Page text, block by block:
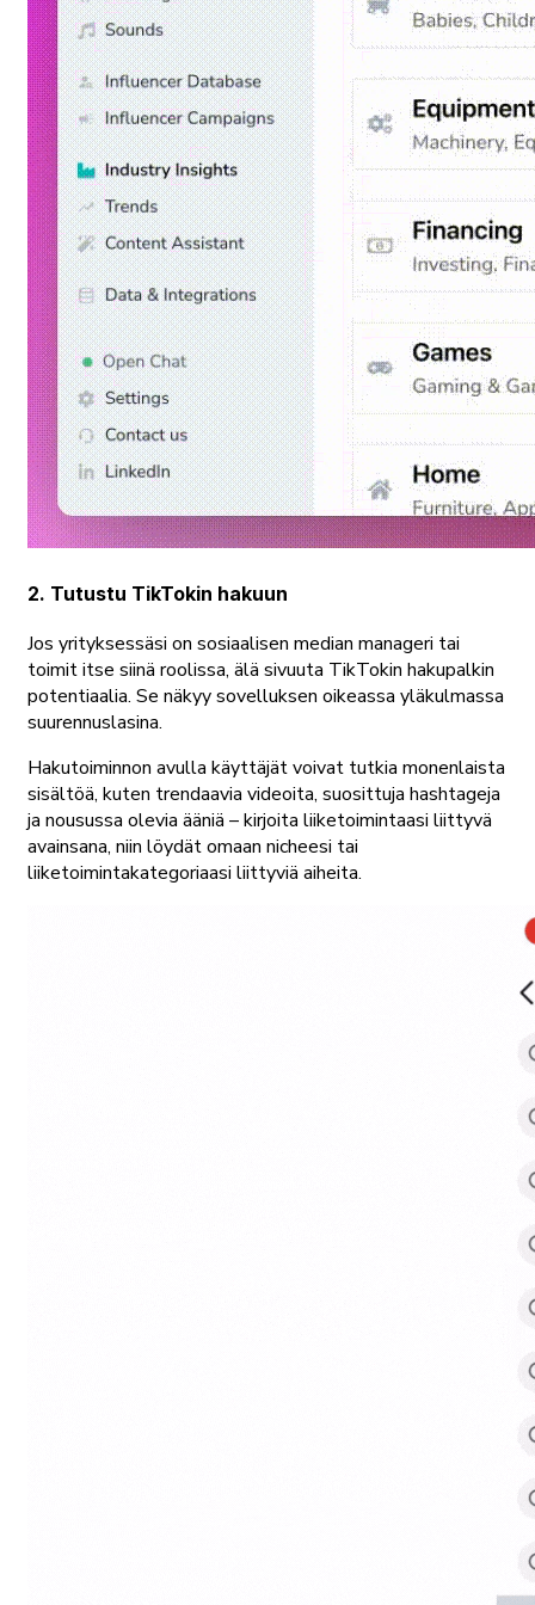
2. Tutustu TikTokin hakuun
Jos yrityksessäsi on sosiaalisen median manageri tai
toimit itse siinä roolissa, älä sivuuta TikTokin hakupalkin
potentiaalia. Se näkyy sovelluksen oikeassa yläkulmassa
suurennuslasina.
Hakutoiminnon avulla käyttäjät voivat tutkia monenlaista
sisältöä, kuten trendaavia videoita, suosittuja hashtageja
ja nousussa olevia ääniä – kirjoita liiketoimintaasi liittyvä
avainsana, niin löydät omaan nicheesi tai
liiketoimintakategoriaasi liittyviä aiheita.